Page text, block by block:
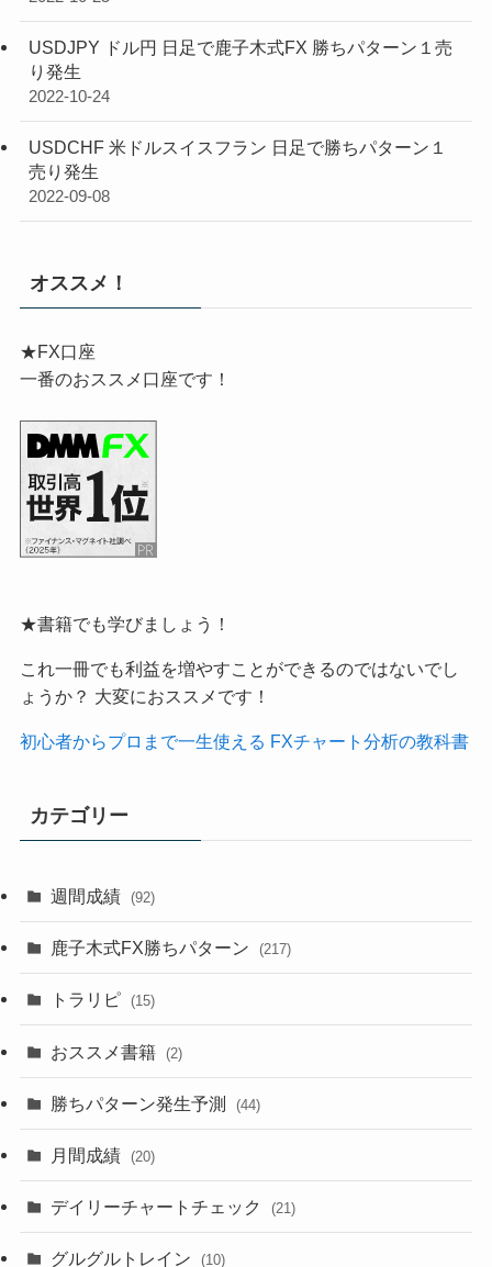
USDJPY ドル円 日足で鹿子木式FX 勝ちパターン１売
り発生
2022-10-24
USDCHF 米ドルスイスフラン 日足で勝ちパターン１
売り発生
2022-09-08
オススメ！
★FX口座
一番のおススメ口座です！
★書籍でも学びましょう！
これ一冊でも利益を増やすことができるのではないでし
ょうか？ 大変におススメです！
初心者からプロまで一生使える FXチャート分析の教科書
カテゴリー
週間成績 (92)
鹿子木式FX勝ちパターン (217)
トラリピ (15)
おススメ書籍 (2)
勝ちパターン発生予測 (44)
月間成績 (20)
デイリーチャートチェック (21)
グルグルトレイン (10)